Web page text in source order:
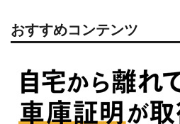
おすすめコンテンツ